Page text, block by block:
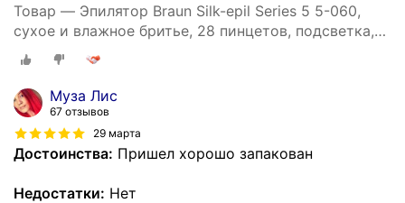
Товар — Эпилятор Braun Silk-epil Series 5 5-060,
сухое и влажное бритье, 28 пинцетов, подсветка,
40 минут автономной работы
Муза Лис
67 отзывов
29 марта
Достоинства: Пришел хорошо запакован
Недостатки: Нет